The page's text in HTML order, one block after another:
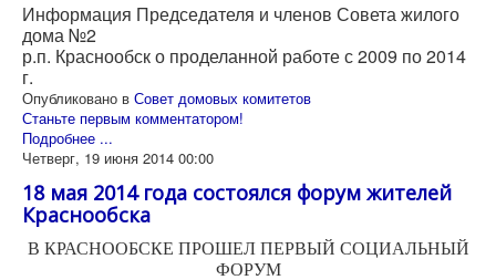
Информация Председателя и членов Совета жилого
дома №2
р.п. Краснообск о проделанной работе с 2009 по 2014
г.
Опубликовано в Совет домовых комитетов
Станьте первым комментатором!
Подробнее ...
Четверг, 19 июня 2014 00:00
18 мая 2014 года состоялся форум жителей
Краснообска
В КРАСНООБСКЕ ПРОШЕЛ ПЕРВЫЙ СОЦИАЛЬНЫЙ
ФОРУМ